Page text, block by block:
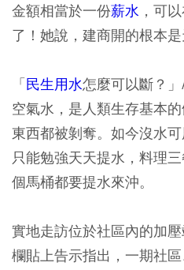
金額相當於一份薪水 ，可
了！她說，建商開的根本
「民生用水怎麼可以斷？
空氣水，是人類生存基本
東西都被剝奪。如今沒水
只能勉強天天提水，料理
個馬桶都要提水來沖。
實地走訪位於社區內的加
欄貼上告示指出，一期社